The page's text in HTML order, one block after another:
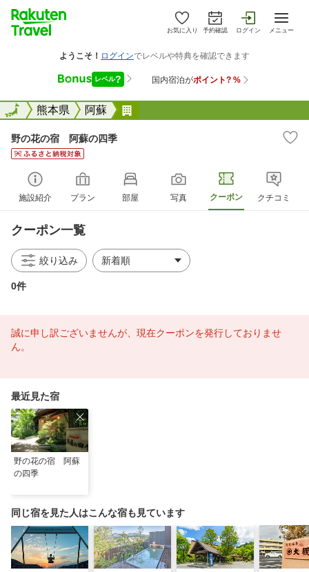
お気に入り 予約確認 ログイン メニュー
全国熊本県 阿蘇
全国
野の花の宿 阿蘇の四季
施設紹介 プラン 部屋 写真 クーポン クチコミ
クーポン一覧
絞り込み
0件
誠に申し訳ございませんが、現在クーポンを発行しておりませ
ん。
最近見た宿
野の花の宿 阿蘇
の四季
同じ宿を見た人はこんな宿も見ています